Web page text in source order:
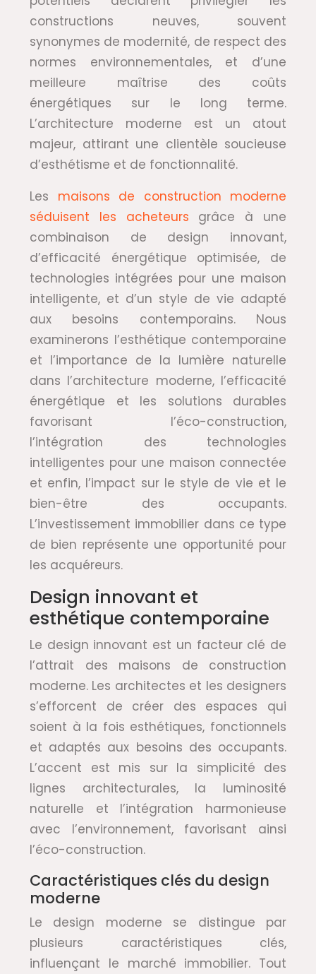
constructions neuves, souvent
synonymes de modernité, de respect des
normes environnementales, et d’une
meilleure maîtrise des coûts
énergétiques sur le long terme.
L’architecture moderne est un atout
majeur, attirant une clientèle soucieuse
d’esthétisme et de fonctionnalité.
Les maisons de construction moderne
séduisent les acheteurs grâce à une
combinaison de design innovant,
d’efficacité énergétique optimisée, de
technologies intégrées pour une maison
intelligente, et d’un style de vie adapté
aux besoins contemporains. Nous
examinerons l’esthétique contemporaine
et l’importance de la lumière naturelle
dans l’architecture moderne, l’efficacité
énergétique et les solutions durables
favorisant l’éco-construction,
l’intégration des technologies
intelligentes pour une maison connectée
et enfin, l’impact sur le style de vie et le
bien-être des occupants.
L’investissement immobilier dans ce type
de bien représente une opportunité pour
les acquéreurs.
Design innovant et
esthétique contemporaine
Le design innovant est un facteur clé de
l’attrait des maisons de construction
moderne. Les architectes et les designers
s’efforcent de créer des espaces qui
soient à la fois esthétiques, fonctionnels
et adaptés aux besoins des occupants.
L’accent est mis sur la simplicité des
lignes architecturales, la luminosité
naturelle et l’intégration harmonieuse
avec l’environnement, favorisant ainsi
l’éco-construction.
Caractéristiques clés du design
moderne
Le design moderne se distingue par
plusieurs caractéristiques clés,
influençant le marché immobilier. Tout